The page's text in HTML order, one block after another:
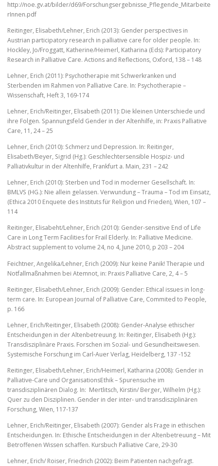
http://noe.gv.at/bilder/d69/Forschungsergebnisse_Pflegende_Mitarbeite
rInnen.pdf
Reitinger, Elisabeth/Lehner, Erich (2013): Gender perspectives in
Austrian participatory research in palliative care for older people. In:
Hockley, Jo/Froggatt, Katherine/Heimerl, Katharina (Eds): Participatory
Research in Palliative Care. Actions and Reflections, Oxford, 138 – 148
Lehner, Erich (2011): Psychotherapie mit Schwerkranken und
Sterbenden im Rahmen von Palliative Care. In: Psychotherapie –
Wissenschaft, Heft 3, 169-174
Lehner, Erich/Reitinger, Elisabeth (2011): Die kleinen Unterschiede und
ihre Folgen. Spannungsfeld Gender in der Altenhilfe, in: Praxis Palliative
Care, 11, 24 – 25
Lehner, Erich (2010): Schmerz und Depression. In: Reitinger,
Elisabeth/Beyer, Sigrid (Hg.): Geschlechtersensible Hospiz- und
Palliativkultur in der Altenhilfe, Frankfurt a. Main, 231 – 242
Lehner, Erich (2010): Sterben und Tod in moderner Gesellschaft. In:
BMLVS (HG.): Nie allein gelassen. Verwundung – Trauma – Tod im Einsatz,
(Ethica 2010 Enquete des Instituts für Religion und Frieden), Wien, 107 –
114
Reitinger, Elisabeht/Lehner, Erich (2010): Gender-sensitive End of Life
Care in Long Term Facilities for Frail Elderly. In: Palliative Medicine.
Abstract supplement to volume 24, no 4, June 2010, p 203 – 204
Feichtner, Angelika/Lehner, Erich (2009): Nur keine Panik! Therapie und
Notfallmaßnahmen bei Atemnot, in: Praxis Palliative Care, 2, 4 – 5
Reitinger, Elisabeth/Lehner, Erich (2009): Gender: Ethical issues in long-
term care. In: European Journal of Palliative Care, Commited to People,
p. 166
Lehner, Erich/Reitinger, Elisabeth (2008): Gender-Analyse ethischer
Entscheidungen in der Altenbetreuung. In: Reitinger, Elisabeth (Hg.):
Transdisziplinäre Praxis. Forschen im Sozial- und Gesundheitswesen.
Systemische Forschung im Carl-Auer Verlag, Heidelberg, 137 -152
Reitinger, Elisabeth/Lehner, Erich/Heimerl, Katharina (2008): Gender in
Palliative-Care und OrganisationsEthik – Spurensuche im
transdisziplinären Dialog. In: Mertlitsch, Kirstin/ Berger, Wilhelm (Hg.):
Quer zu den Disziplinen. Gender in der inter- und transdisziplinären
Forschung, Wien, 117-137
Lehner, Erich/Reitinger, Elisabeth (2007): Gender als Frage in ethischen
Entscheidungen. In: Ethische Entscheidungen in der Altenbetreuung – Mit
Betroffenen Wissen schaffen. Kursbuch Palliative Care, 29-30
Lehner, Erich/ Roiser, Friedrich (2002): Beim Patienten nachgefragt.